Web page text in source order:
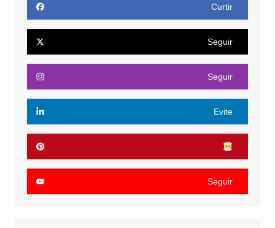
Curtir
Seguir
Seguir
Evite
Seguir